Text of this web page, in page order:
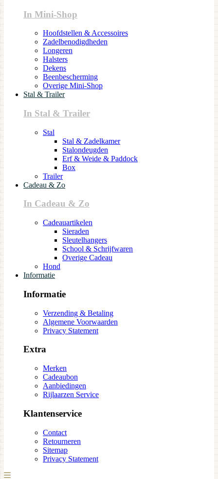
In Mini-Shop
Hoofdstellen & Accessoires
Zadelbenodigdheden
Longeren
Halsters
Dekens
Beenbescherming
Overige Mini-Shop
Stal & Trailer
In Stal & Trailer
Stal
Stal & Zadelkamer
Stalondeugden
Erf & Weide & Paddock
Box
Trailer
Cadeau & Zo
In Cadeau & Zo
Cadeauartikelen
Sieraden
Sleutelhangers
School & Schrijfwaren
Overige Cadeau
Hond
Informatie
Informatie
Verzending & Betaling
Algemene Voorwaarden
Privacy Statement
Extra
Merken
Cadeaubon
Aanbiedingen
Rijlaarzen Service
Klantenservice
Contact
Retourneren
Sitemap
Privacy Statement